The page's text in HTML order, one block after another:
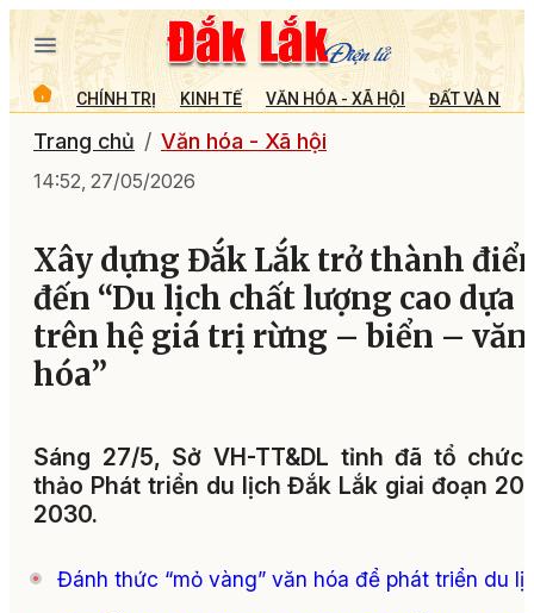
CHÍNH TRỊ KINH TẾ VĂN HÓA - XÃ HỘI ĐẤT VÀ
Trang chủ Văn hóa - Xã hội
14:52, 27/05/2026
Xây dựng Đắk Lắk trở thành
đến “Du lịch chất lượng cao dựa
trên hệ giá trị rừng – biển – văn
hóa”
Sáng 27/5, Sở VH-TT&DL tỉnh đã tổ chức
thảo Phát triển du lịch Đắk Lắk giai đoạn
2030.
Đánh thức “mỏ vàng” văn hóa để phát triển du